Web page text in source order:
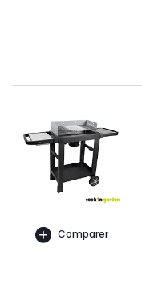
Comparer